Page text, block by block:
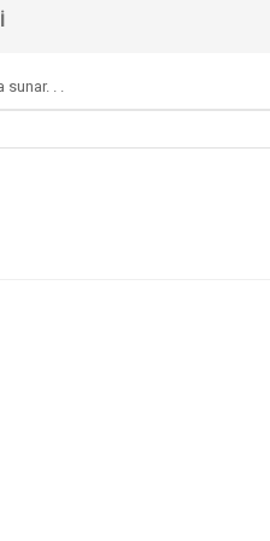
sunar. . .